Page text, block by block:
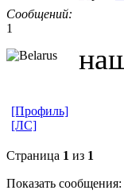
Сообщений:
1
[Профиль]
[ЛС]
Страница 1 из 1
Показать сообщения: